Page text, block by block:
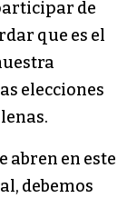
de
que es el
elecciones
abren en este
debemos